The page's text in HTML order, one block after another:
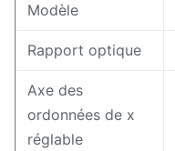
Modèle
Rapport optique
Axe des
ordonnées de x
réglable